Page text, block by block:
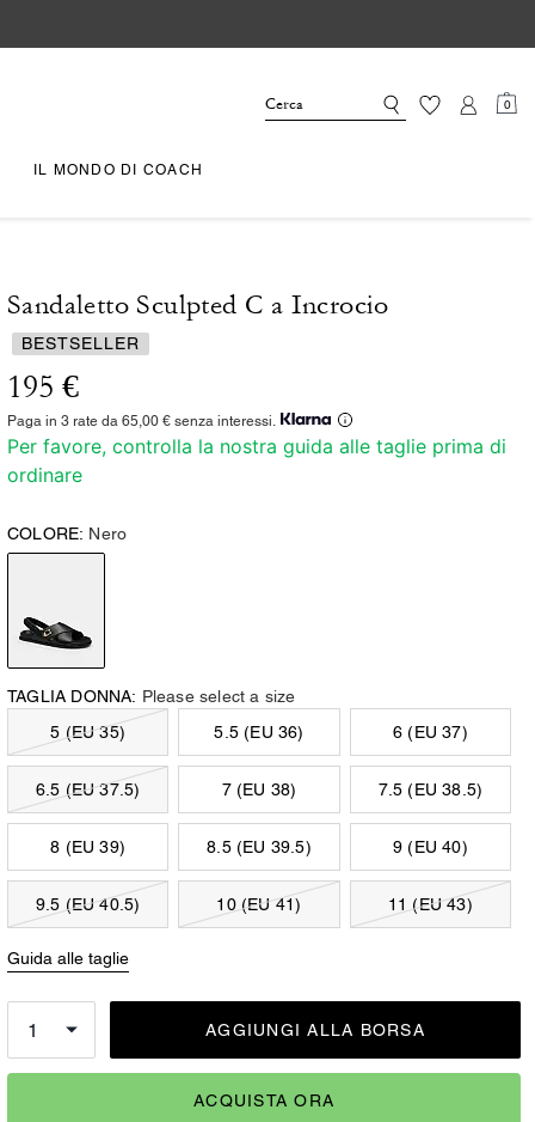
0
IL MONDO DI COACH
Sandaletto Sculpted C a Incrocio
BESTSELLER
195 €
Paga in 3 rate da 65,00 € senza interessi.
Per favore, controlla la nostra guida alle taglie prima di
ordinare
COLORE: Nero
TAGLIA DONNA: Please select a size
5 (EU 35)
5.5 (EU 36) 6 (EU 37)
6.5 (EU 37.5) 7 (EU 38) 7.5 (EU 38.5)
8 (EU 39) 8.5 (EU 39.5) 9 (EU 40)
9.5 (EU 40.5) 10 (EU 41) 11 (EU 43)
Guida alle taglie
AGGIUNGI ALLA BORSA
ACQUISTA ORA